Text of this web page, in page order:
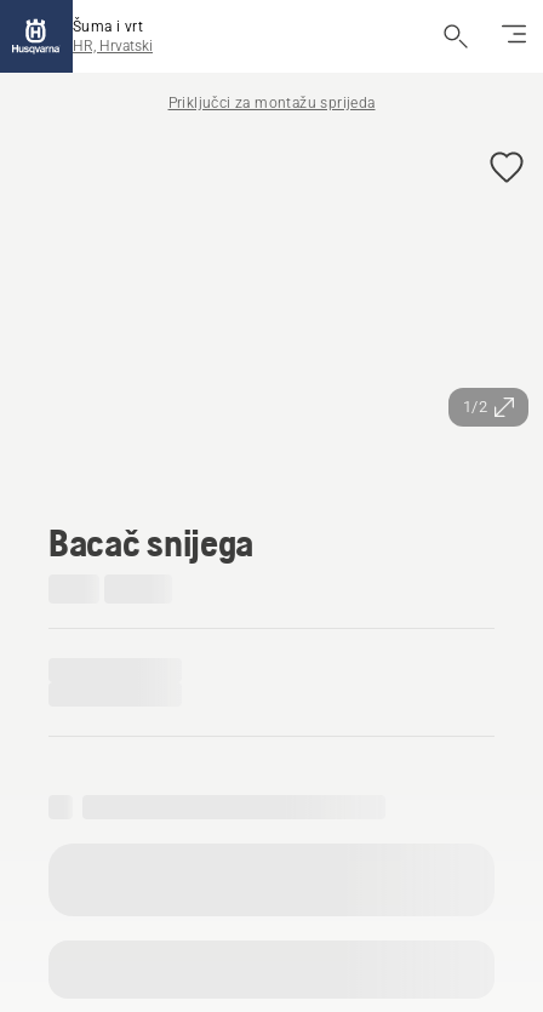
Šuma i vrt
HR, Hrvatski
Priključci za montažu sprijeda
1/2
Bacač snijega